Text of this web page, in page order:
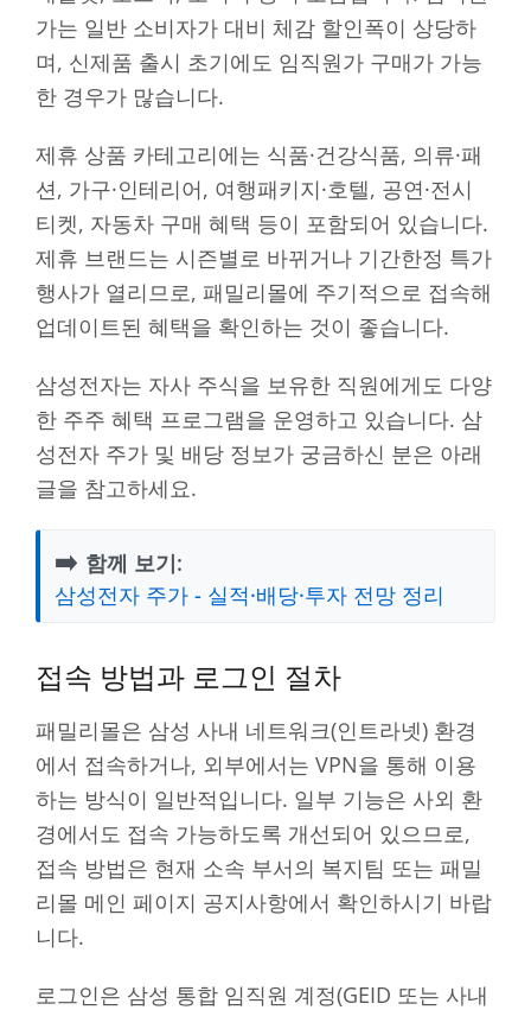
가는 일반 소비자가 대비 체감 할인폭이 상당하
며, 신제품 출시 초기에도 임직원가 구매가 가능
한 경우가 많습니다.
제휴 상품 카테고리에는 식품·건강식품, 의류·패
션, 가구·인테리어, 여행패키지·호텔, 공연·전시
티켓, 자동차 구매 혜택 등이 포함되어 있습니다.
제휴 브랜드는 시즌별로 바뀌거나 기간한정 특가
행사가 열리므로, 패밀리몰에 주기적으로 접속해
업데이트된 혜택을 확인하는 것이 좋습니다.
삼성전자는 자사 주식을 보유한 직원에게도 다양
한 주주 혜택 프로그램을 운영하고 있습니다. 삼
성전자 주가 및 배당 정보가 궁금하신 분은 아래
글을 참고하세요.
➡️ 함께 보기:
삼성전자 주가 - 실적·배당·투자 전망 정리
접속 방법과 로그인 절차
패밀리몰은 삼성 사내 네트워크(인트라넷) 환경
에서 접속하거나, 외부에서는 VPN을 통해 이용
하는 방식이 일반적입니다. 일부 기능은 사외 환
경에서도 접속 가능하도록 개선되어 있으므로,
접속 방법은 현재 소속 부서의 복지팀 또는 패밀
리몰 메인 페이지 공지사항에서 확인하시기 바랍
니다.
로그인은 삼성 통합 임직원 계정(GEID 또는 사내